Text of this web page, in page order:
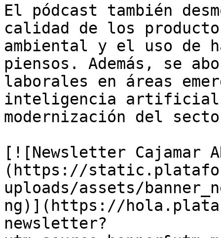
El pódcast también
calidad de los
ambiental y el uso de
piensos. Además, se
laborales en áreas
inteligencia artificial,
modernización del
[![Newsletter Cajamar
(https://
uploads/assets/
ng)](https://
newsletter?